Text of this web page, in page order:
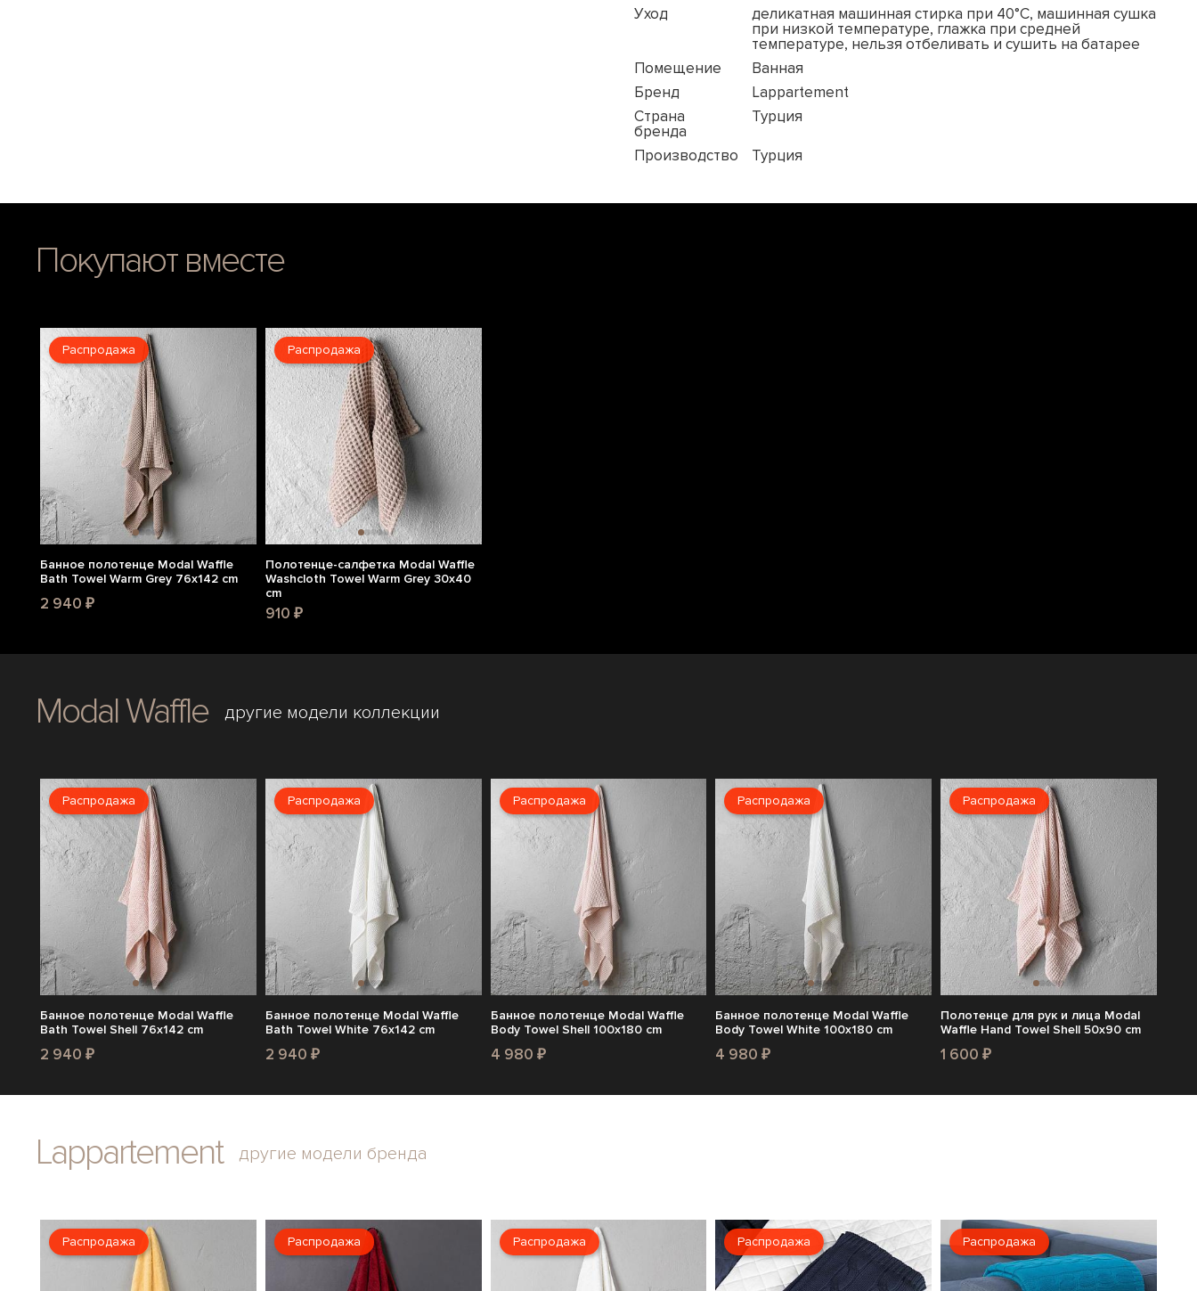
Уход
деликатная машинная стирка при 40°C, машинная сушка
при низкой температуре, глажка при средней
температуре, нельзя отбеливать и сушить на батарее
Помещение
Ванная
Бренд
Lappartement
Страна
бренда
Турция
Производство Турция
Покупают вместе
Распродажа
Банное полотенце Modal Waffle
Bath Towel Warm Grey 76x142 cm
2 940 ₽
Распродажа
Полотенце-салфетка Modal Waffle
Washcloth Towel Warm Grey 30x40
cm
910 ₽
Modal Waffle другие модели коллекции
Распродажа
Банное полотенце Modal Waffle
Bath Towel Shell 76x142 cm
2 940 ₽
Распродажа
Банное полотенце Modal Waffle
Bath Towel White 76x142 cm
2 940 ₽
Распродажа
Банное полотенце Modal Waffle
Body Towel Shell 100x180 cm
4 980 ₽
Распродажа
Банное полотенце Modal Waffle
Body Towel White 100x180 cm
4 980 ₽
Распродажа
Полотенце для рук и лица Modal
Waffle Hand Towel Shell 50x90 cm
1 600 ₽
Lappartement другие модели бренда
Распродажа Распродажа Распродажа Распродажа Распродажа